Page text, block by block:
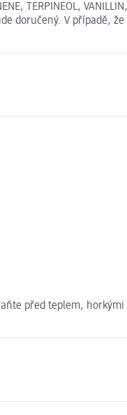
TERPINEOL,
doručený. V případě,
před teplem,